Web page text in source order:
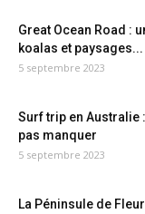
Great Ocean Road :
koalas et paysages...
5 septembre 2023
Surf trip en Australie
pas manquer
5 septembre 2023
La Péninsule de